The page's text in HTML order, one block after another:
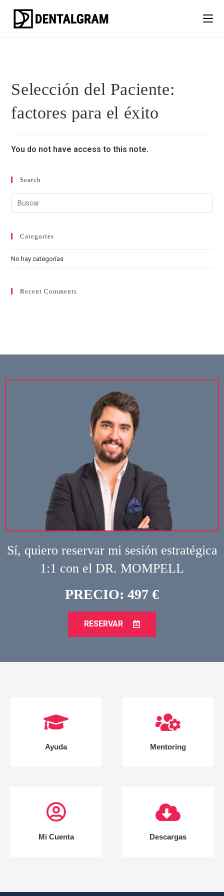
Selección del Paciente:
factores para el éxito
You do not have access to this note.
Search
Categories
No hay categorías
Recent Comments
Sí, quiero reservar mi sesión estratégica
1:1 con el DR. MOMPELL
PRECIO: 497 €
RESERVAR
Ayuda Mentoring
Mi Cuenta Descargas